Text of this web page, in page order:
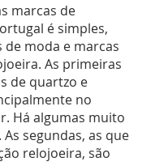
marcas de
é simples,
de moda e marcas
As primeiras
de quartzo e
no
Há algumas muito
segundas, as que
relojoeira, são